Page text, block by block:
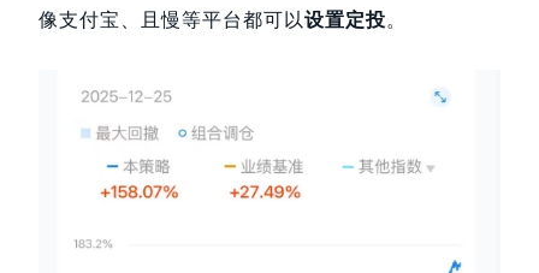
像支付宝、且慢等平台都可以设置定投。